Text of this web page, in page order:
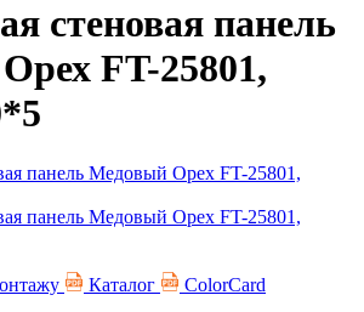
стеновая панель
FT-25801,
Каталог
ColorCard